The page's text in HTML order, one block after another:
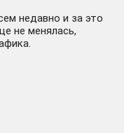
недавно и за это
не менялась,